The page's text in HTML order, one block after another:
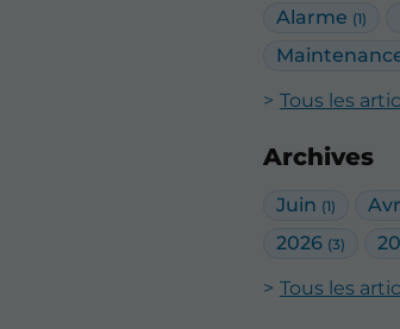
Alarme (1)
Tous les
Archives
Juin (1)
2026 (3)
Tous les